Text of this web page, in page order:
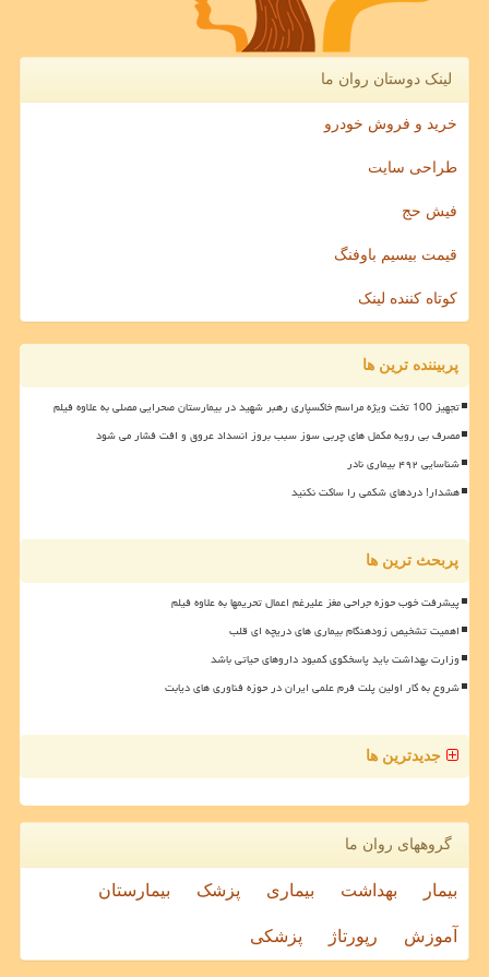
لینک دوستان روان ما
خرید و فروش خودرو
طراحی سایت
فیش حج
قیمت بیسیم باوفنگ
کوتاه کننده لینک
پربیننده ترین ها
تجهیز 100 تخت ویژه مراسم خاکسپاری رهبر شهید در بیمارستان صحرایی مصلی به علاوه فیلم
مصرف بی رویه مکمل های چربی سوز سبب بروز انسداد عروق و افت فشار می شود
شناسایی ۴۹۲ بیماری نادر
هشدار! دردهای شکمی را ساکت نکنید
پربحث ترین ها
پیشرفت خوب حوزه جراحی مغز علیرغم اعمال تحریمها به علاوه فیلم
اهمیت تشخیص زودهنگام بیماری های دریچه ای قلب
وزارت بهداشت باید پاسخگوی کمبود داروهای حیاتی باشد
شروع به کار اولین پلت فرم علمی ایران در حوزه فناوری های دیابت
جدیدترین ها
گروههای روان ما
بیمار بهداشت بیماری پزشک بیمارستان
آموزش رپورتاژ پزشکی